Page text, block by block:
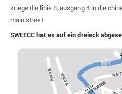
kriege die linie 8, ausgang 4 in die
main street
SWEECC hat es auf ein dreieck